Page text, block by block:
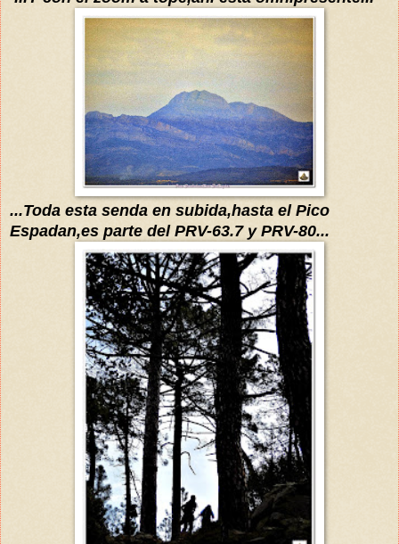
...Toda esta senda en subida,hasta el Pico
Espadan,es parte del PRV-63.7 y PRV-80...